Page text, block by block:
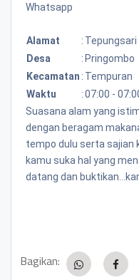
Whatsapp
Alamat :
Desa
: Pringombo
Kecamatan : Tempuran
Waktu
:07:00 -
Suasana alam yang
dengan beragam
tempo dulu serta sajian
kamu suka hal yang
datang dan
Bagikan: